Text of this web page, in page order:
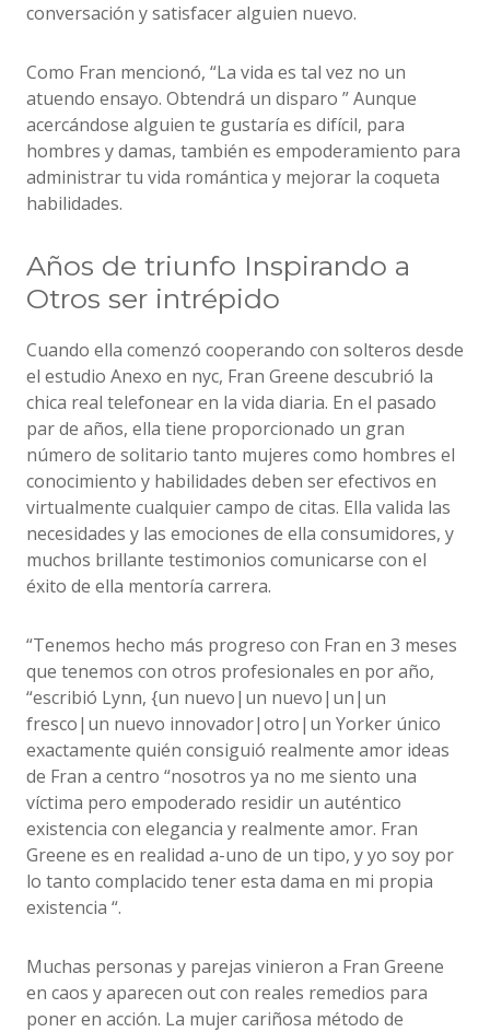
conversación y satisfacer alguien nuevo.
Como Fran mencionó, “La vida es tal vez no un
atuendo ensayo. Obtendrá un disparo ” Aunque
acercándose alguien te gustaría es difícil, para
hombres y damas, también es empoderamiento para
administrar tu vida romántica y mejorar la coqueta
habilidades.
Años de triunfo Inspirando a
Otros ser intrépido
Cuando ella comenzó cooperando con solteros desde
el estudio Anexo en nyc, Fran Greene descubrió la
chica real telefonear en la vida diaria. En el pasado
par de años, ella tiene proporcionado un gran
número de solitario tanto mujeres como hombres el
conocimiento y habilidades deben ser efectivos en
virtualmente cualquier campo de citas. Ella valida las
necesidades y las emociones de ella consumidores, y
muchos brillante testimonios comunicarse con el
éxito de ella mentoría carrera.
“Tenemos hecho más progreso con Fran en 3 meses
que tenemos con otros profesionales en por año,
“escribió Lynn, {un nuevo|un nuevo|un|un
fresco|un nuevo innovador|otro|un Yorker único
exactamente quién consiguió realmente amor ideas
de Fran a centro “nosotros ya no me siento una
víctima pero empoderado residir un auténtico
existencia con elegancia y realmente amor. Fran
Greene es en realidad a-uno de un tipo, y yo soy por
lo tanto complacido tener esta dama en mi propia
existencia “.
Muchas personas y parejas vinieron a Fran Greene
en caos y aparecen out con reales remedios para
poner en acción. La mujer cariñosa método de